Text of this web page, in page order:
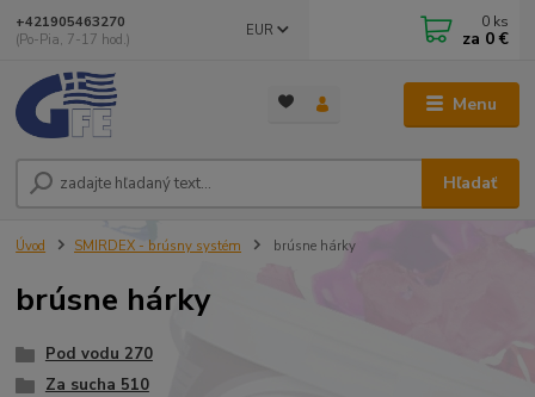
Menu
EUR
Hľadať
+421905463270
(Po-Pia, 7-17 hod.)
0 ks
za 0 €
Úvod SMIRDEX - brúsny systém brúsne hárky
brúsne hárky
Pod vodu 270
Za sucha 510